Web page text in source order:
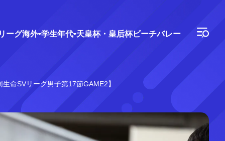
ーグ海外 学生年代 天皇杯・皇后杯ビーチバレー
命SVリーグ男子第17節GAME2】